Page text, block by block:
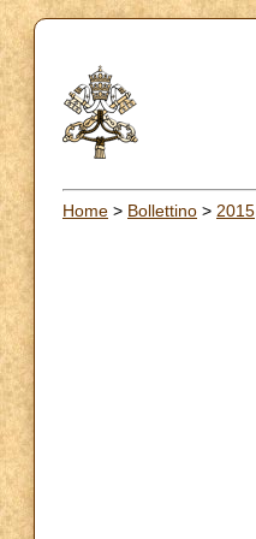
Home > Bollettino > 2015